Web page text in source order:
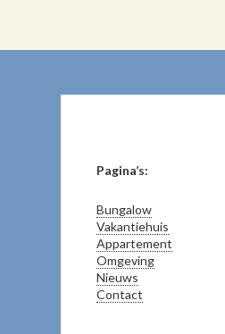
Pagina’s:
Bungalow
Vakantiehuis
Appartement
Omgeving
Nieuws
Contact